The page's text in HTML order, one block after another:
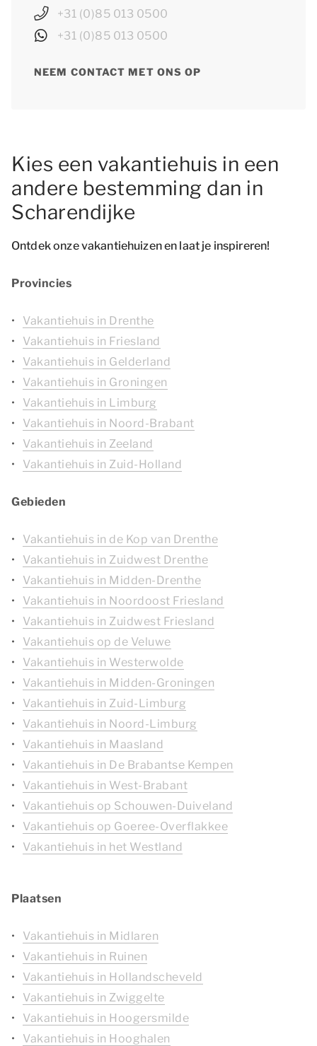
+31 (0)85 013 0500
+31 (0)85 013 0500
NEEM CONTACT MET ONS OP
Kies een vakantiehuis in een
andere bestemming dan in
Scharendijke
Ontdek onze vakantiehuizen en laat je inspireren!
Provincies
Vakantiehuis in Drenthe
Vakantiehuis in Friesland
Vakantiehuis in Gelderland
Vakantiehuis in Groningen
Vakantiehuis in Limburg
Vakantiehuis in Noord-Brabant
Vakantiehuis in Zeeland
Vakantiehuis in Zuid-Holland
Gebieden
Vakantiehuis in de Kop van Drenthe
Vakantiehuis in Zuidwest Drenthe
Vakantiehuis in Midden-Drenthe
Vakantiehuis in Noordoost Friesland
Vakantiehuis in Zuidwest Friesland
Vakantiehuis op de Veluwe
Vakantiehuis in Westerwolde
Vakantiehuis in Midden-Groningen
Vakantiehuis in Zuid-Limburg
Vakantiehuis in Noord-Limburg
Vakantiehuis in Maasland
Vakantiehuis in De Brabantse Kempen
Vakantiehuis in West-Brabant
Vakantiehuis op Schouwen-Duiveland
Vakantiehuis op Goeree-Overflakkee
Vakantiehuis in het Westland
Plaatsen
Vakantiehuis in Midlaren
Vakantiehuis in Ruinen
Vakantiehuis in Hollandscheveld
Vakantiehuis in Zwiggelte
Vakantiehuis in Hoogersmilde
Vakantiehuis in Hooghalen